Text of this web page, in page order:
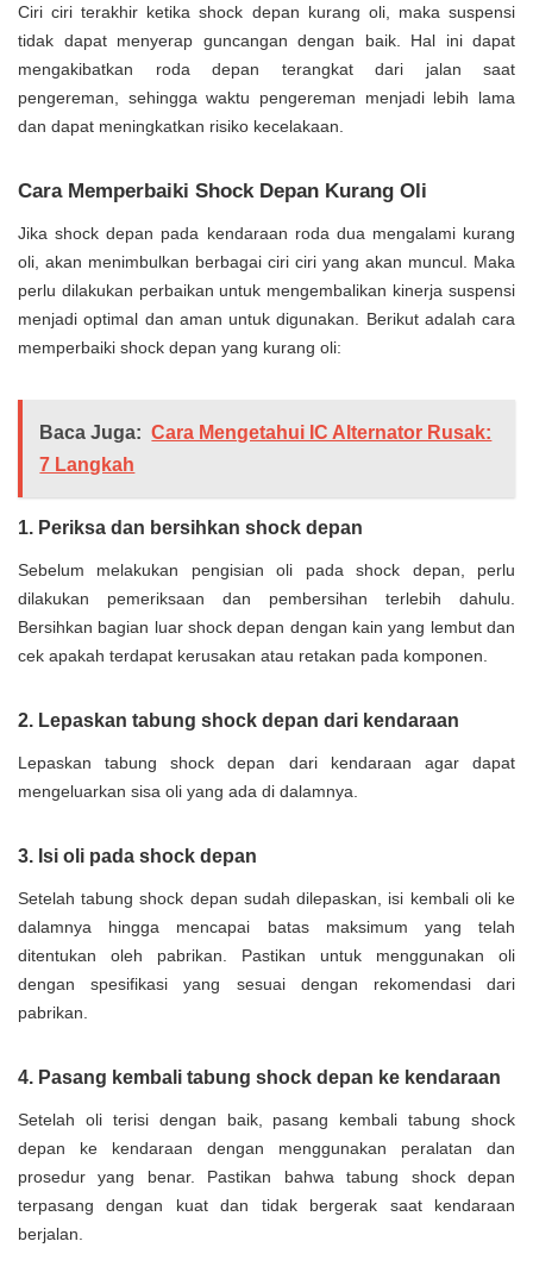
Ciri ciri terakhir ketika shock depan kurang oli, maka suspensi
tidak dapat menyerap guncangan dengan baik. Hal ini dapat
mengakibatkan roda depan terangkat dari jalan saat
pengereman, sehingga waktu pengereman menjadi lebih lama
dan dapat meningkatkan risiko kecelakaan.
Cara Memperbaiki Shock Depan Kurang Oli
Jika shock depan pada kendaraan roda dua mengalami kurang
oli, akan menimbulkan berbagai ciri ciri yang akan muncul. Maka
perlu dilakukan perbaikan untuk mengembalikan kinerja suspensi
menjadi optimal dan aman untuk digunakan. Berikut adalah cara
memperbaiki shock depan yang kurang oli:
Baca Juga: Cara Mengetahui IC Alternator Rusak:
7 Langkah
1. Periksa dan bersihkan shock depan
Sebelum melakukan pengisian oli pada shock depan, perlu
dilakukan pemeriksaan dan pembersihan terlebih dahulu.
Bersihkan bagian luar shock depan dengan kain yang lembut dan
cek apakah terdapat kerusakan atau retakan pada komponen.
2. Lepaskan tabung shock depan dari kendaraan
Lepaskan tabung shock depan dari kendaraan agar dapat
mengeluarkan sisa oli yang ada di dalamnya.
3. Isi oli pada shock depan
Setelah tabung shock depan sudah dilepaskan, isi kembali oli ke
dalamnya hingga mencapai batas maksimum yang telah
ditentukan oleh pabrikan. Pastikan untuk menggunakan oli
dengan spesifikasi yang sesuai dengan rekomendasi dari
pabrikan.
4. Pasang kembali tabung shock depan ke kendaraan
Setelah oli terisi dengan baik, pasang kembali tabung shock
depan ke kendaraan dengan menggunakan peralatan dan
prosedur yang benar. Pastikan bahwa tabung shock depan
terpasang dengan kuat dan tidak bergerak saat kendaraan
berjalan.